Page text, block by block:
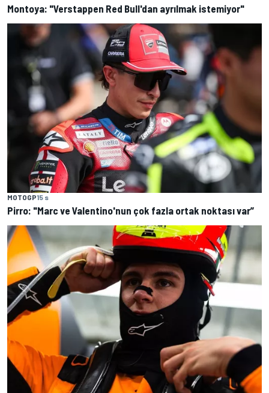
Montoya: "Verstappen Red Bull'dan ayrılmak istemiyor"
MOTOGP15 s
Pirro: "Marc ve Valentino'nun çok fazla ortak noktası var”